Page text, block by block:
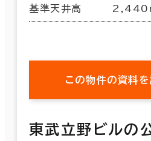
基準天井高
この物件の資料を
東武立野ビルの